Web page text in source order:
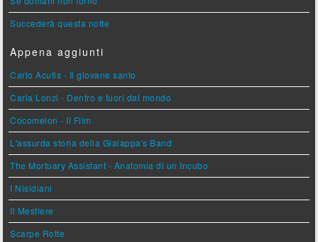
Succederà questa notte
Appena aggiunti
Carlo Acutis - Il giovane santo
Carla Lonzi - Dentro e fuori dal mondo
Cocomelon - Il Film
L'assurda storia della Gialappa's Band
The Mortuary Assistant - Anatomia di un Incubo
I Nisidiani
Il Mestiere
Scarpe Rotte